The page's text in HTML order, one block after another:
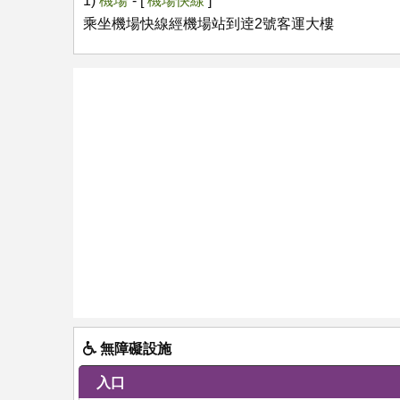
乘坐機場快線經機場站到逹2號客運大樓
無障礙設施
入口